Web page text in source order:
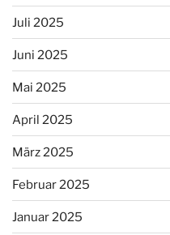
Juli 2025
Juni 2025
Mai 2025
April 2025
März 2025
Februar 2025
Januar 2025